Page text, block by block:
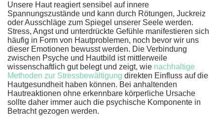
Unsere Haut reagiert sensibel auf innere
Spannungszustände und kann durch Rötungen, Juckreiz
oder Ausschläge zum Spiegel unserer Seele werden.
Stress, Angst und unterdrückte Gefühle manifestieren sich
häufig in Form von Hautproblemen, noch bevor wir uns
dieser Emotionen bewusst werden. Die Verbindung
zwischen Psyche und Hautbild ist mittlerweile
wissenschaftlich gut belegt und zeigt, wie nachhaltige
Methoden zur Stressbewältigung direkten Einfluss auf die
Hautgesundheit haben können. Bei anhaltenden
Hautreaktionen ohne erkennbare körperliche Ursache
sollte daher immer auch die psychische Komponente in
Betracht gezogen werden.